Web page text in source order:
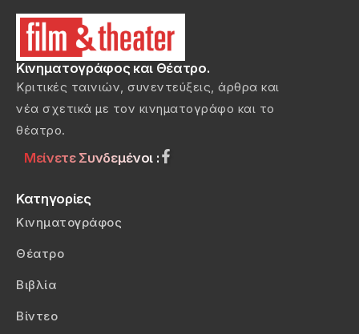
Κινηματογράφος και Θέατρο.
Κριτικές ταινιών, συνεντεύξεις, άρθρα και
νέα σχετικά με τον κινηματογράφο και το
θέατρο.
Μείνετε Συνδεμένοι :
Κατηγορίες
Κινηματογράφος
Θέατρο
Βιβλία
Βίντεο